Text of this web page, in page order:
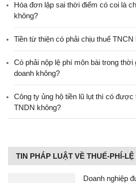
Hóa đơn lập sai thời điểm có coi là
không?
Tiền từ thiện có phải chịu thuế TNCN
Có phải nộp lệ phí môn bài trong
doanh không?
Công ty ủng hộ tiền lũ lụt thì có
TNDN không?
TIN PHÁP LUẬT VỀ THUẾ-PHÍ-LỆ
Doanh nghiệp